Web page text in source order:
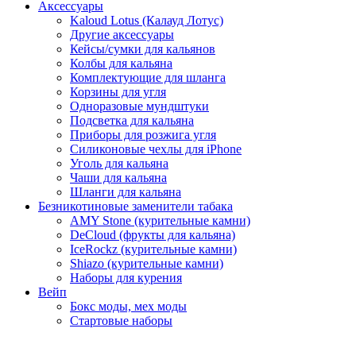
Аксессуары
Kaloud Lotus (Калауд Лотус)
Другие аксессуары
Кейсы/сумки для кальянов
Колбы для кальяна
Комплектующие для шланга
Корзины для угля
Одноразовые мундштуки
Подсветка для кальяна
Приборы для розжига угля
Силиконовые чехлы для iPhone
Уголь для кальяна
Чаши для кальяна
Шланги для кальяна
Безникотиновые заменители табака
AMY Stone (курительные камни)
DeCloud (фрукты для кальяна)
IceRockz (курительные камни)
Shiazo (курительные камни)
Наборы для курения
Вейп
Бокс моды, мех моды
Стартовые наборы